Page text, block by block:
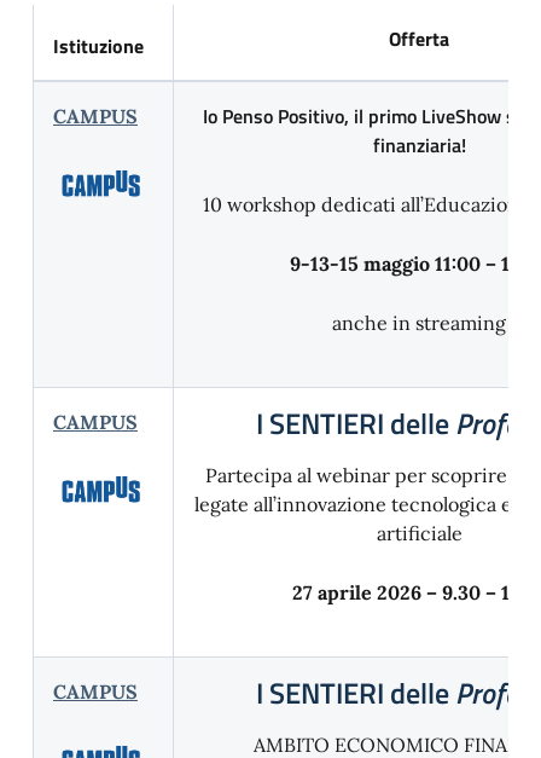
Istituzione Offerta
CAMPUS
Io Penso Positivo, il primo LiveShow
finanziaria!
10 workshop dedicati all’Educazione
9-13-15 maggio 11:00 –
anche in streaming
CAMPUS I SENTIERI delle
Partecipa al webinar per scoprire le
legate all’innovazione tecnologica e
artificiale
27 aprile 2026 – 9.30 –
CAMPUS I SENTIERI delle
AMBITO ECONOMICO